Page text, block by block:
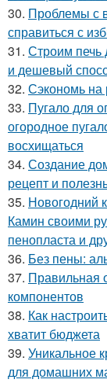
30. Проблемы с
справиться с
31. Строим печь
и дешевый
32. Сэкономь на
33. Пугало для
огородное
восхищаться
34. Создание
рецепт и
35. Новогодний
Камин своими
пенопласта и
36. Без пены:
37. Правильная
компонентов
38. Как
хватит бюджета
39. Уникальное
для домашних